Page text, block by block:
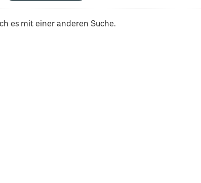
es mit einer anderen Suche.